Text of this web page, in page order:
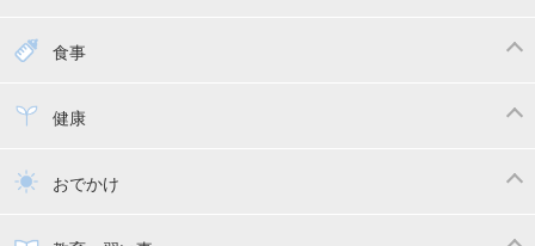
赤ちゃんのお世話
寝かしつけ
トイトレ
食事
離乳食健康
乳幼児健診・予防接種
おでかけ